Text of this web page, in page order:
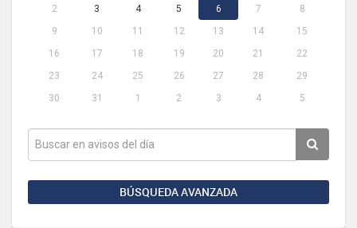
2
3 4 5 6 7
8
9
10 11 12 13 14
15
16
17 18 19 20 21
22
23
24 25 26 27 28
29
30
31 1 2 3 4 5
BÚSQUEDA AVANZADA